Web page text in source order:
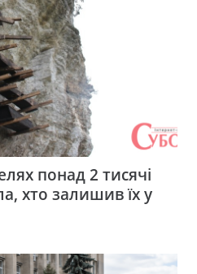
понад 2 тисячі
хто залишив їх у